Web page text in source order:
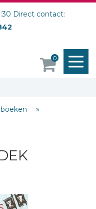
Direct contact:
0